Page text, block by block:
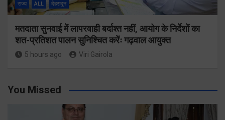
राज्य ALL देहरादून
मतदाता सुनवाई में लापरवाही बर्दाश्त नहीं, आयोग के निर्देशों का
शत-प्रतिशत पालन सुनिश्चित करेंः गढ़वाल आयुक्त
5 hours ago Viri Gairola
You Missed